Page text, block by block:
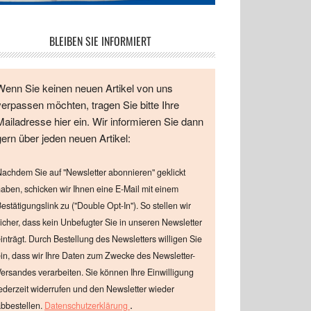
BLEIBEN SIE INFORMIERT
Sie keinen neuen Artikel von uns
möchten, tragen Sie bitte Ihre
hier ein. Wir informieren Sie dann
über jeden neuen Artikel:
Sie auf "Newsletter abonnieren" geklickt
schicken wir Ihnen eine E-Mail mit einem
zu ("Double Opt-In"). So stellen wir
dass kein Unbefugter Sie in unseren Newsletter
Durch Bestellung des Newsletters willigen Sie
dass wir Ihre Daten zum Zwecke des Newsletter-
verarbeiten. Sie können Ihre Einwilligung
widerrufen und den Newsletter wieder
Datenschutzerklärung .